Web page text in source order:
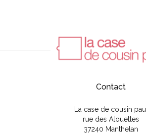
Contact
La case de cousin paul
rue des Alouettes
37240 Manthelan